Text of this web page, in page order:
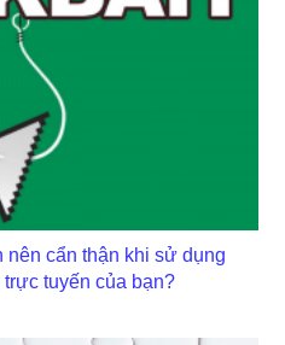
cẩn thận khi sử dụng
tuyến của bạn?